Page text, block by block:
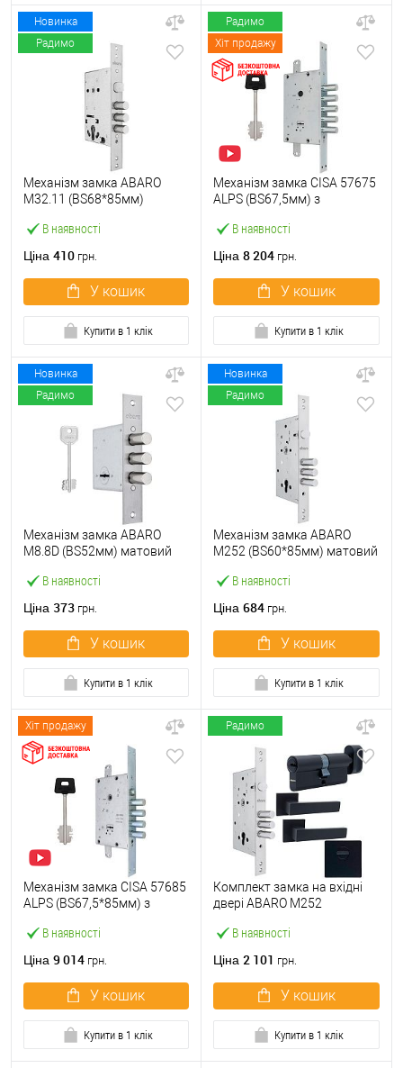
Новинка
Радимо
В наявності
Механізм замка ABARO
M32.11 (BS68*85мм)
Ціна 410 грн.
У кошик
Купити в 1 клік
Радимо
Хіт продажу
В наявності
Механізм замка CISA 57675
ALPS (BS67,5мм) з
матовий
Ціна 8 204 грн.
У кошик
Купити в 1 клік
Новинка
Радимо
В наявності
Механізм замка ABARO
M8.8D (BS52мм) матовий
Ціна 373 грн.
У кошик
Купити в 1 клік
Новинка
Радимо
В наявності
Механізм замка ABARO
M252 (BS60*85мм) матовий
Ціна 684 грн.
У кошик
Купити в 1 клік
Хіт продажу
В наявності
Механізм замка CISA 57685
ALPS (BS67,5*85мм) з
матовий
Ціна 9 014 грн.
У кошик
Купити в 1 клік
Радимо
В наявності
Комплект замка на вхідні
двері ABARO M252
ручками, протектором
Ціна 2 101 грн.
У кошик
Купити в 1 клік